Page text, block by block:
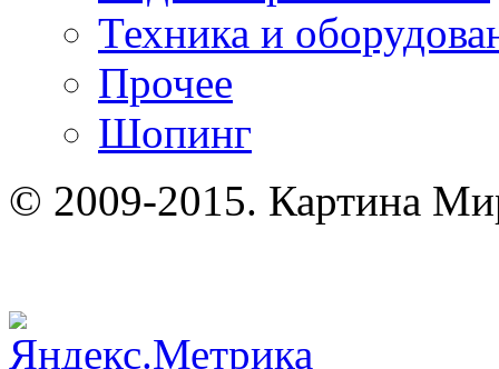
Техника и
Прочее
Шопинг
© 2009-2015. Картина